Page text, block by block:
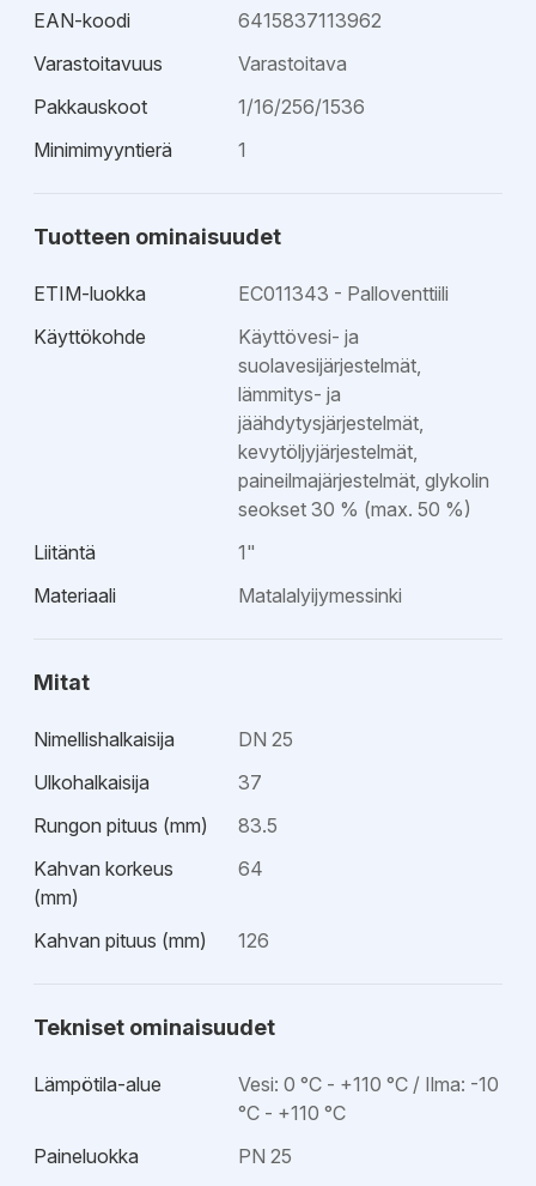
EAN-koodi
6415837113962
Varastoitavuus
Varastoitava
Pakkauskoot
1/16/256/1536
Minimimyyntierä
1
Tuotteen ominaisuudet
ETIM-luokka
EC011343 - Palloventtiili
Käyttökohde
Käyttövesi- ja
suolavesijärjestelmät,
lämmitys- ja
jäähdytysjärjestelmät,
kevytöljyjärjestelmät,
paineilmajärjestelmät, glykolin
seokset 30 % (max. 50 %)
Liitäntä
1"
Materiaali
Matalalyijymessinki
Mitat
Nimellishalkaisija
DN 25
Ulkohalkaisija
37
Rungon pituus (mm)
83.5
Kahvan korkeus
(mm)
64
Kahvan pituus (mm) 126
Tekniset ominaisuudet
Lämpötila-alue
Vesi: 0 °C - +110 °C / Ilma: -10
°C - +110 °C
Paineluokka
PN 25